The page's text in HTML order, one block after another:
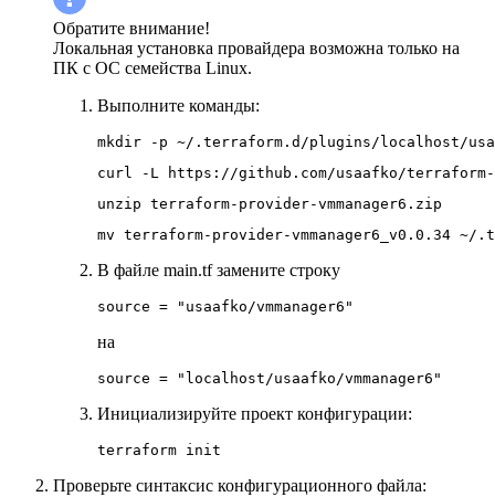
Обратите внимание!
Локальная установка провайдера возможна только на
ПК с ОС семейства Linux.
Выполните команды:
mkdir -p ~/.terraform.d/plugins/localhost/
curl -L https://github.com/usaafko/terraform-
unzip terraform-provider-vmmanager6.zip
mv terraform-provider-vmmanager6_v0.0.34
В файле main.tf замените строку
source = "usaafko/vmmanager6"
на
source = "localhost/usaafko/vmmanager6"
Инициализируйте проект конфигурации:
terraform init
Проверьте синтаксис конфигурационного файла: